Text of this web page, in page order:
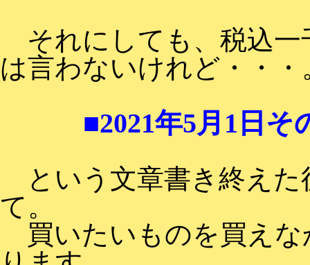
それにしても、税込一
は言わないけれど・・・
■2021年5月1日その
という文章書き終えた
て。
買いたいものを買えな